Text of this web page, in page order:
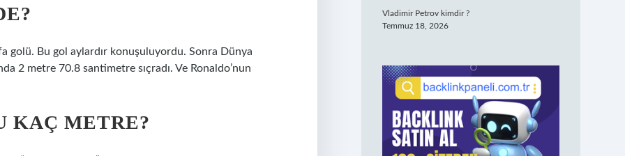
golü. Bu gol aylardır konuşuluyordu. Sonra Dünya
2 metre 70.8 santimetre sıçradı. Ve Ronaldo’nun
KAÇ METRE?
Vladimir Petrov kimdir ?
Temmuz 18, 2026